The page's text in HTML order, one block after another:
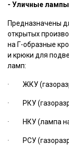
- Уличные лампы
Предназначены
открытых
на Г-образные
и крюки для
ламп:
· ЖКУ
· РКУ
· НКУ (лампа
· РСУ